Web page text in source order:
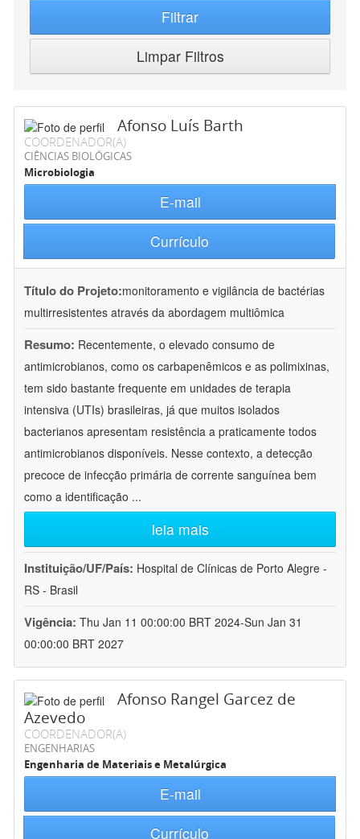
Filtrar
Limpar Filtros
Afonso Luís Barth
COORDENADOR(A)
CIÊNCIAS BIOLÓGICAS
Microbiologia
E-mail
Currículo
Título do Projeto:monitoramento e vigilância de bactérias
multirresistentes através da abordagem multiômica
Resumo: Recentemente, o elevado consumo de
antimicrobianos, como os carbapenêmicos e as polimixinas,
tem sido bastante frequente em unidades de terapia
intensiva (UTIs) brasileiras, já que muitos isolados
bacterianos apresentam resistência a praticamente todos
antimicrobianos disponíveis. Nesse contexto, a detecção
precoce de infecção primária de corrente sanguínea bem
como a identificação ...
leia mais
Instituição/UF/País: Hospital de Clínicas de Porto Alegre -
RS - Brasil
Vigência: Thu Jan 11 00:00:00 BRT 2024-Sun Jan 31
00:00:00 BRT 2027
Afonso Rangel Garcez de
Azevedo
COORDENADOR(A)
ENGENHARIAS
Engenharia de Materiais e Metalúrgica
E-mail
Currículo